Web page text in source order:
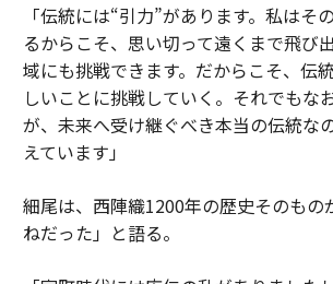
「伝統には“引力”があります。私はそ
るからこそ、思い切って遠くまで飛び
域にも挑戦できます。だからこそ、伝
しいことに挑戦していく。それでもな
が、未来へ受け継ぐべき本当の伝統な
えています」
細尾は、西陣織1200年の歴史そのもの
ねだった」と語る。